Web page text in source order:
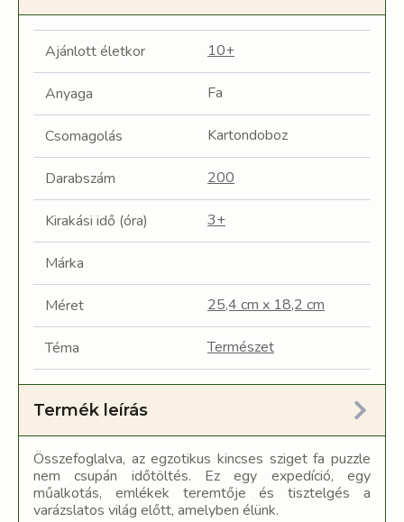
Ajánlott életkor 10+
Anyaga Fa
Csomagolás Kartondoboz
Darabszám 200
Kirakási idő (óra) 3+
Márka
Méret 25,4 cm x 18,2 cm
Téma Természet
Termék leírás
Összefoglalva, az egzotikus kincses sziget fa puzzle
nem csupán időtöltés. Ez egy expedíció, egy
műalkotás, emlékek teremtője és tisztelgés a
varázslatos világ előtt, amelyben élünk.